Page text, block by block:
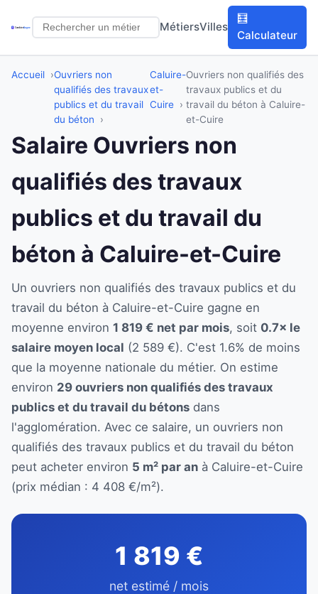
MétiersVilles
🧮
Calculateur
Accueil
Ouvriers non
qualifiés des travaux
publics et du travail
du béton
Caluire-
et-
Cuire
Ouvriers non qualifiés des
travaux publics et du
travail du béton à Caluire-
et-Cuire
Salaire Ouvriers non
qualifiés des travaux
publics et du travail du
béton à Caluire-et-Cuire
Un ouvriers non qualifiés des travaux publics et du
travail du béton à Caluire-et-Cuire gagne en
moyenne environ 1 819 € net par mois, soit 0.7× le
salaire moyen local (2 589 €). C'est 1.6% de moins
que la moyenne nationale du métier. On estime
environ 29 ouvriers non qualifiés des travaux
publics et du travail du bétons dans
l'agglomération. Avec ce salaire, un ouvriers non
qualifiés des travaux publics et du travail du béton
peut acheter environ 5 m² par an à Caluire-et-Cuire
(prix médian : 4 408 €/m²).
1 819 €
net estimé / mois